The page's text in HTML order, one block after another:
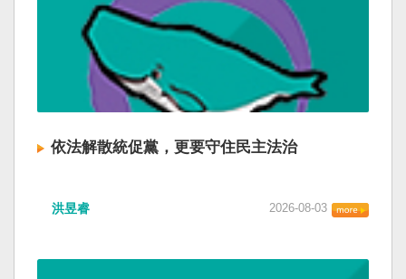
依法解散統促黨，更要守住民主法治
洪昱睿 2026-08-03